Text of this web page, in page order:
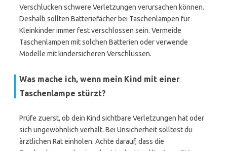
Verschlucken schwere Verletzungen verursachen können.
Deshalb sollten Batteriefächer bei Taschenlampen für
Kleinkinder immer fest verschlossen sein. Vermeide
Taschenlampen mit solchen Batterien oder verwende
Modelle mit kindersicheren Verschlüssen.
Was mache ich, wenn mein Kind mit einer
Taschenlampe stürzt?
Prüfe zuerst, ob dein Kind sichtbare Verletzungen hat oder
sich ungewöhnlich verhält. Bei Unsicherheit solltest du
ärztlichen Rat einholen. Achte darauf, dass die